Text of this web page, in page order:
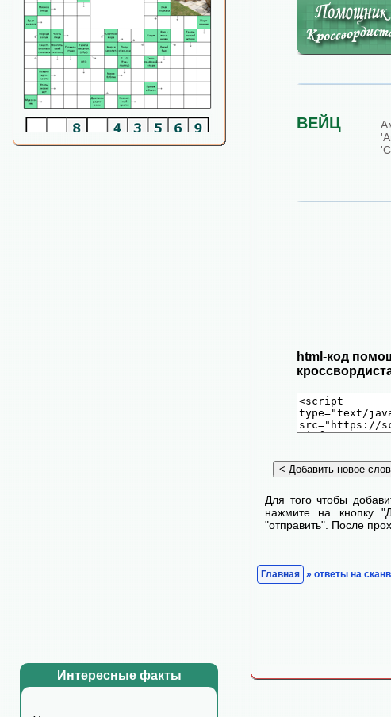
Интересные факты
ВЕЙЦ
html-код
Для того чтобы
нажмите на кнопку
"отправить". После
Главная » ответы на